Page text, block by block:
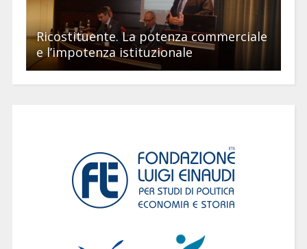
Ricostituente. La potenza commerciale
e l’impotenza istituzionale